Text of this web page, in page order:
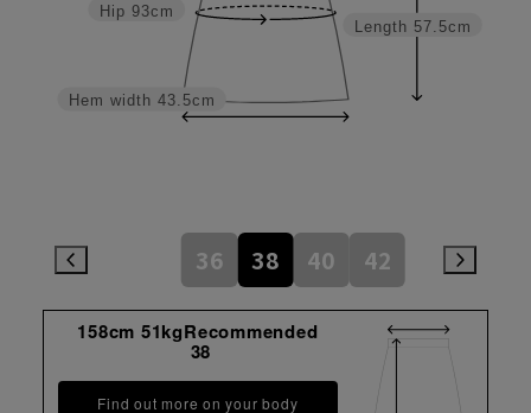
Length 57.5cm
Hem width 43.5cm
Hip 93cm
36 38 40 42
158cm 51kgRecommended
38
Find out more on your body